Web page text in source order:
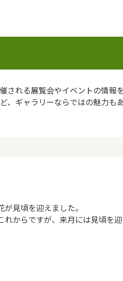
れる展覧会やイベントの情報を
ギャラリーならではの魅力も
が見頃を迎えました。
れからですが、来月には見頃を迎